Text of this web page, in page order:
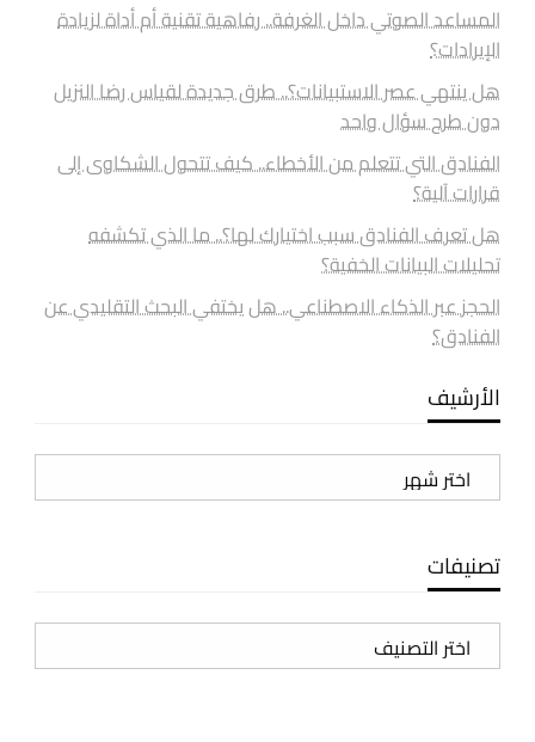
المساعد الصوتي داخل الغرفة.. رفاهية تقنية أم أداة لزيادة
الإيرادات؟
هل ينتهي عصر الاستبيانات؟.. طرق جديدة لقياس رضا النزيل
دون طرح سؤال واحد
الفنادق التي تتعلم من الأخطاء.. كيف تتحول الشكاوى إلى
قرارات آلية؟
هل تعرف الفنادق سبب اختيارك لها؟.. ما الذي تكشفه
تحليلات البيانات الخفية؟
الحجز عبر الذكاء الاصطناعي.. هل يختفي البحث التقليدي عن
الفنادق؟
الأرشيف
الأرشيف
تصنيفات
تصنيفات